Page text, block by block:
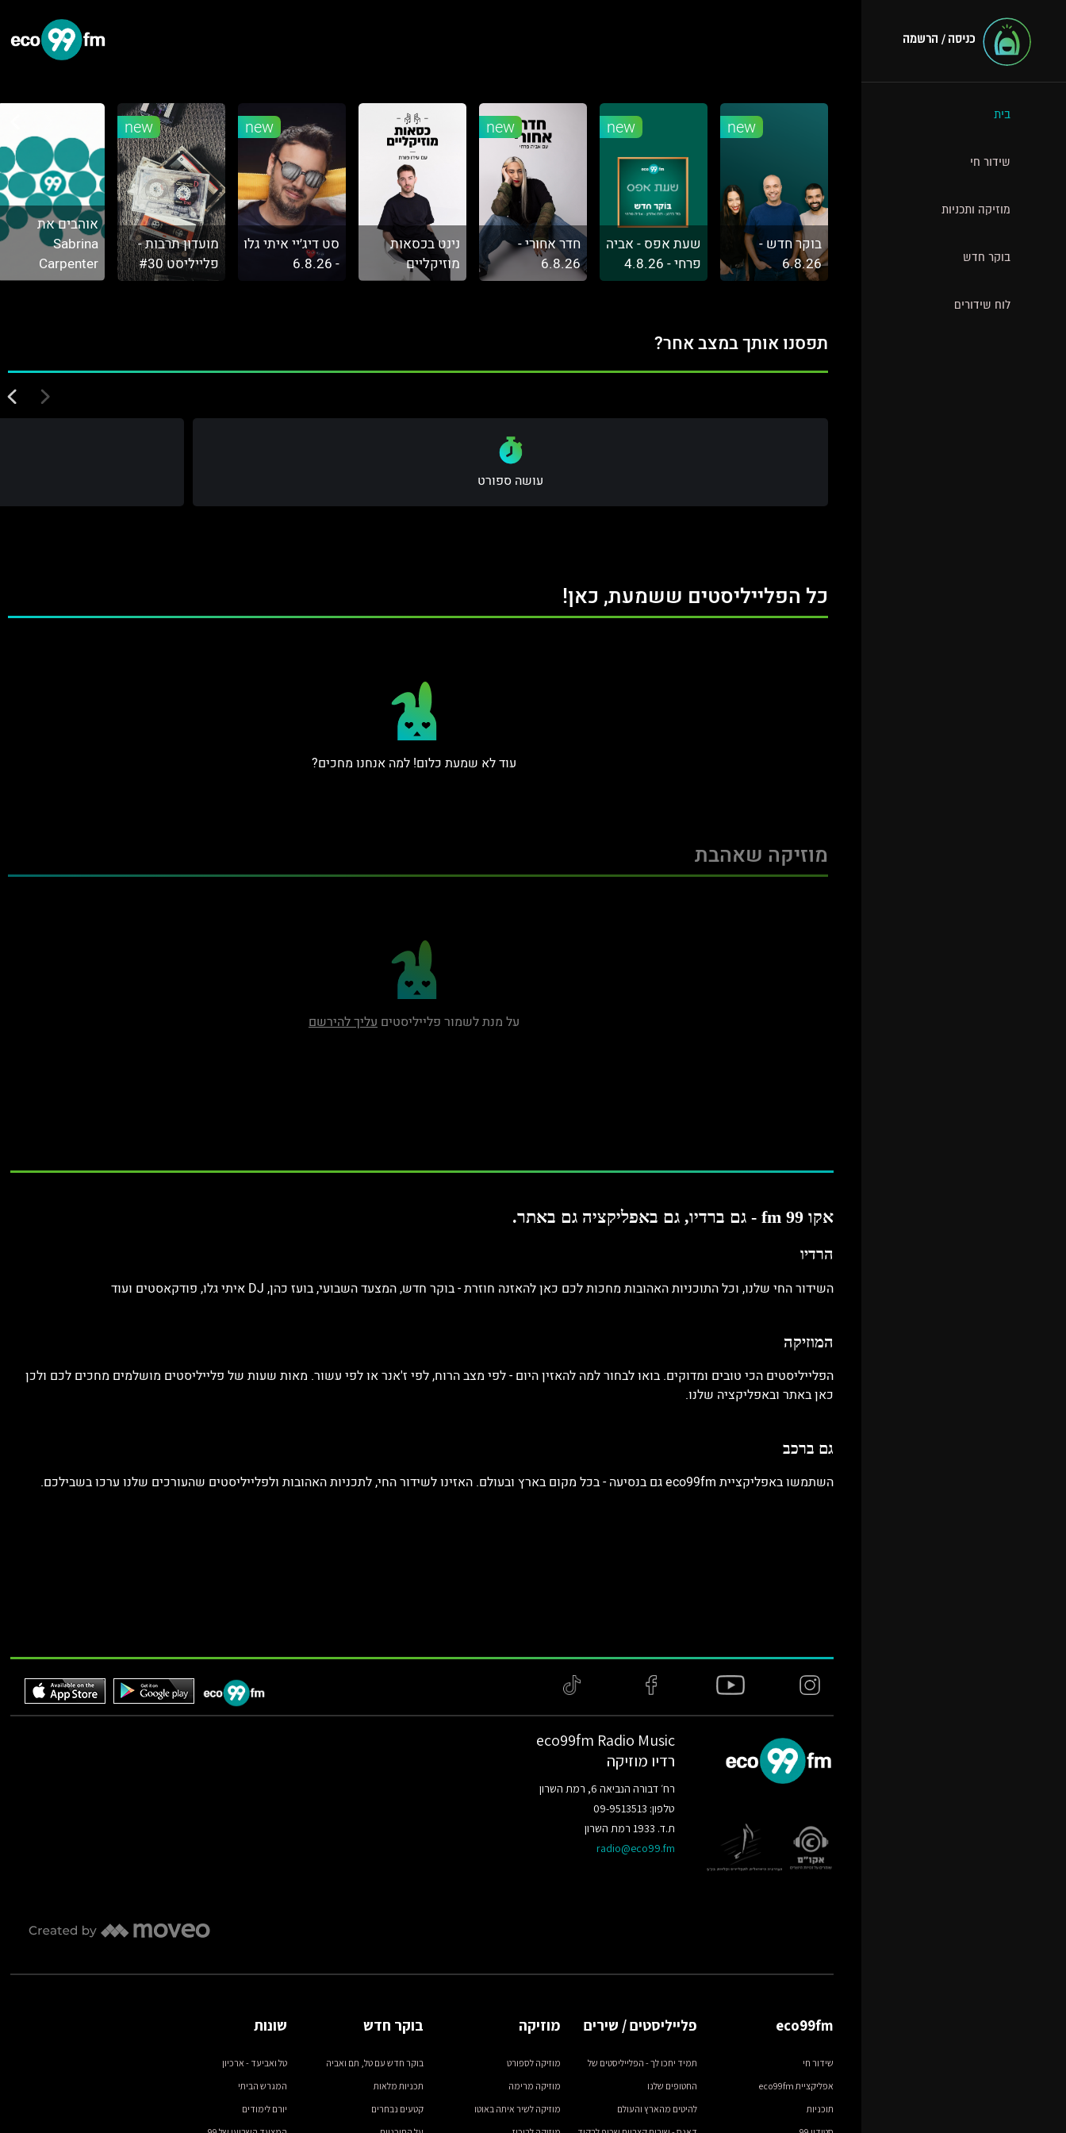
כניסה / הרשמה
בית
שידור חי
מוזיקה ותכניות
בוקר חדש
לוח שידורים
new
בוקר חדש -
6.8.26
new
שעת אפס - אביה
פרחי - 4.8.26
new
חדר אחורי -
6.8.26
נינט בכסאות
מוזיקליים
new
סט דיג׳יי איתי גלו
- 6.8.26
new
מועדון תרבות -
פלייליסט #30
אוהבים את
Sabrina
Carpenter
תפסנו אותך במצב אחר?
עושה ספורט
כל הפלייליסטים ששמעת, כאן!
עוד לא שמעת כלום! למה אנחנו מחכים?
מוזיקה שאהבת
על מנת לשמור פלייליסטים עליך להירשם
אקו 99 fm - גם ברדיו, גם באפליקציה גם באתר.
הרדיו
השידור החי שלנו, וכל התוכניות האהובות מחכות לכם כאן להאזנה חוזרת - בוקר חדש, המצעד השבועי, בועז כהן, DJ איתי גלו, פודקאסטים ועוד
המוזיקה
הפלייליסטים הכי טובים ומדוקים. בואו לבחור למה להאזין היום - לפי מצב הרוח, לפי ז'אנר או לפי עשור. מאות שעות של פלייליסטים מושלמים מחכים לכם ולכן
כאן באתר ובאפליקציה שלנו.
גם ברכב
השתמשו באפליקציית eco99fm גם בנסיעה - בכל מקום בארץ ובעולם. האזינו לשידור החי, לתכניות האהובות ולפלייליסטים שהעורכים שלנו ערכו בשבילכם.
eco99fm Radio Music
רדיו מוזיקה
רח׳ דבורה הנביאה 6, רמת השרון
טלפון: 09-9513513
ת.ד. 1933 רמת השרון
radio@eco99.fm
eco99fm
שידור חי
אפליקציית eco99fm
תוכניות
פלייליסטים / שירים
תמיד יחכו לך - הפלייליסטים של
החטופים שלנו
להיטים מהארץ והעולם
מוזיקה
מוזיקה לספורט
מוזיקה מרימה
מוזיקה לשיר איתה באוטו
בוקר חדש
בוקר חדש עם טל, תם ואביה
תכניות מלאות
קטעים נבחרים
שונות
טל ואביעד - ארכיון
המגרש הביתי
יורם לימודים